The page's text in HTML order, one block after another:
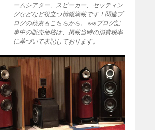
ームシアター、スピーカー、セッティン
グなどなど役立つ情報満載です！関連ブ
ログの検索もこちらから。 ※※ブログ記
事中の販売価格は、掲載当時の消費税率
に基づいて表記しております。